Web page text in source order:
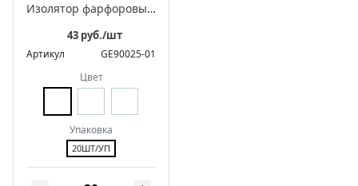
Изолятор фарфоровый для монтажа витого провода, серия «Цилиндро»
43 руб./шт
Артикул
GE90025-01
Цвет
Упаковка
20ШТ/УП